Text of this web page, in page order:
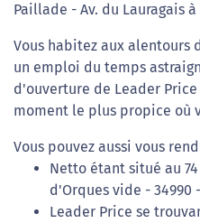
Paillade - Av. du Lauragais
Vous habitez aux alentours
un emploi du temps
d'ouverture de Leader
moment le plus propice où
Vous pouvez aussi vous
Netto étant situé au
d'Orques vide - 34990
Leader Price se